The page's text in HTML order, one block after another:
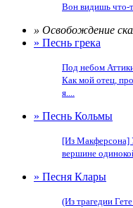
Вон видишь что-
» Освобождение
» Песнь грека
Под небом
Как мой отец,
я....
» Песнь Кольмы
[Из Макферсона]
вершине
» Песня Клары
(Из трагедии